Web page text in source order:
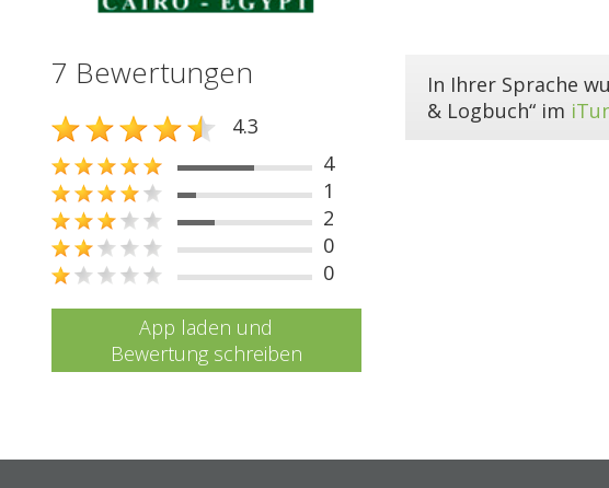
7 Bewertungen
4.3
4
1
2
0
0
App laden und
Bewertung schreiben
In Ihrer Sprache
& Logbuch“ im